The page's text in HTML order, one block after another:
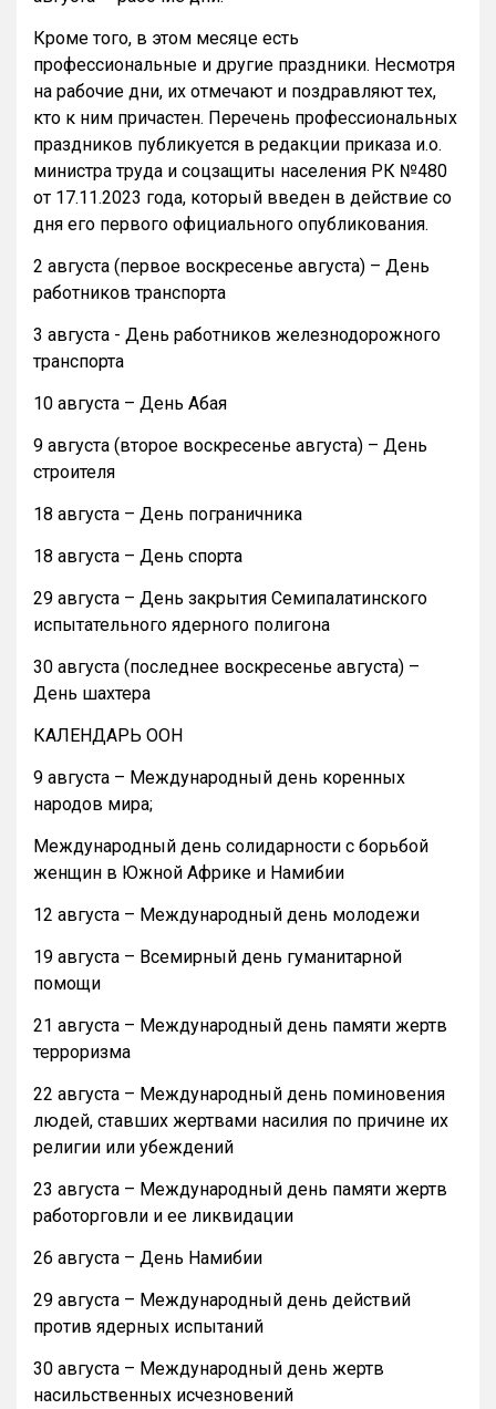
Кроме того, в этом месяце есть
профессиональные и другие праздники. Несмотря
на рабочие дни, их отмечают и поздравляют тех,
кто к ним причастен. Перечень профессиональных
праздников публикуется в редакции приказа и.о.
министра труда и соцзащиты населения РК №480
от 17.11.2023 года, который введен в действие со
дня его первого официального опубликования.
2 августа (первое воскресенье августа) – День
работников транспорта
3 августа - День работников железнодорожного
транспорта
10 августа – День Абая
9 августа (второе воскресенье августа) – День
строителя
18 августа – День пограничника
18 августа – День спорта
29 августа – День закрытия Семипалатинского
испытательного ядерного полигона
30 августа (последнее воскресенье августа) –
День шахтера
КАЛЕНДАРЬ ООН
9 августа – Международный день коренных
народов мира;
Международный день солидарности с борьбой
женщин в Южной Африке и Намибии
12 августа – Международный день молодежи
19 августа – Всемирный день гуманитарной
помощи
21 августа – Международный день памяти жертв
терроризма
22 августа – Международный день поминовения
людей, ставших жертвами насилия по причине их
религии или убеждений
23 августа – Международный день памяти жертв
работорговли и ее ликвидации
26 августа – День Намибии
29 августа – Международный день действий
против ядерных испытаний
30 августа – Международный день жертв
насильственных исчезновений